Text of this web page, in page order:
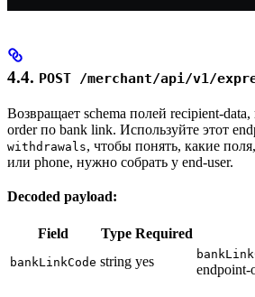
4.4. POST /merchant/api/v1/
Возвращает schema полей recipient-
order по bank link. Используйте этот
withdrawals, чтобы понять, какие
или phone, нужно собрать у end-user.
Decoded payload:
Field Type Required
bankLinkCode string yes
endpoint-